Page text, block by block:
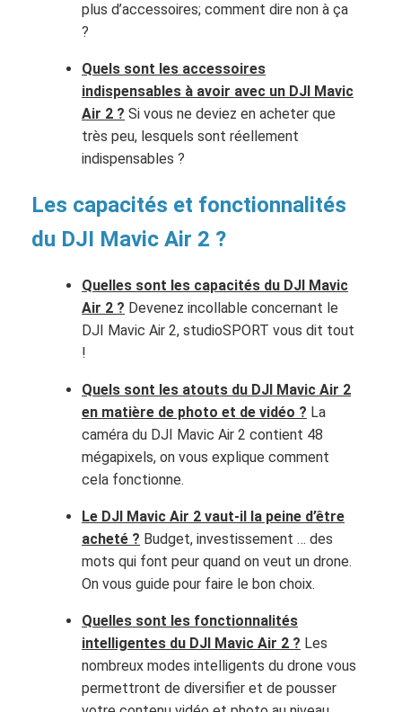
plus d’accessoires; comment dire non à ça
?
Quels sont les accessoires
indispensables à avoir avec un DJI Mavic
Air 2 ? Si vous ne deviez en acheter que
très peu, lesquels sont réellement
indispensables ?
Les capacités et fonctionnalités
du DJI Mavic Air 2 ?
Quelles sont les capacités du DJI Mavic
Air 2 ? Devenez incollable concernant le
DJI Mavic Air 2, studioSPORT vous dit tout
!
Quels sont les atouts du DJI Mavic Air 2
en matière de photo et de vidéo ? La
caméra du DJI Mavic Air 2 contient 48
mégapixels, on vous explique comment
cela fonctionne.
Le DJI Mavic Air 2 vaut-il la peine d’être
acheté ? Budget, investissement … des
mots qui font peur quand on veut un drone.
On vous guide pour faire le bon choix.
Quelles sont les fonctionnalités
intelligentes du DJI Mavic Air 2 ? Les
nombreux modes intelligents du drone vous
permettront de diversifier et de pousser